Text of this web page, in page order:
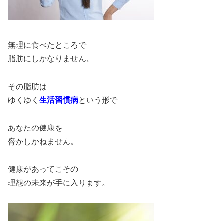
無理に食べたところで
脂肪にしかなりません。
その脂肪は
ゆくゆく 生活習慣病という形で
あなたの健康を
脅かしかねません。
健康があってこその
理想の未来が手に入ります。